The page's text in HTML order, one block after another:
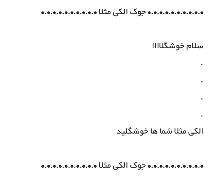
•.•.•.•.•.•.•.•.•.• جوک الکی مثلا •.•.•.•.•.•.•.•.•.•
سلام خوشگلاااا
.
.
.
.
الکی مثلا شما ها خوشگلید
•.•.•.•.•.•.•.•.•.• جوک الکی مثلا •.•.•.•.•.•.•.•.•.•